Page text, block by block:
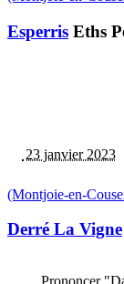
Esperris Eths
23 janvier 2023
(Montjoie-en-
Derré La Vigne